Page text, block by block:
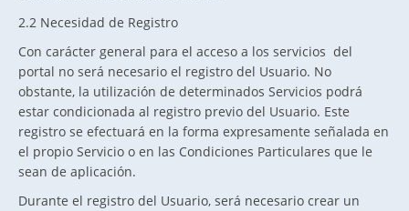
2.2 Necesidad de Registro
Con carácter general para el acceso a los servicios del
portal no será necesario el registro del Usuario. No
obstante, la utilización de determinados Servicios podrá
estar condicionada al registro previo del Usuario. Este
registro se efectuará en la forma expresamente señalada en
el propio Servicio o en las Condiciones Particulares que le
sean de aplicación.
Durante el registro del Usuario, será necesario crear un